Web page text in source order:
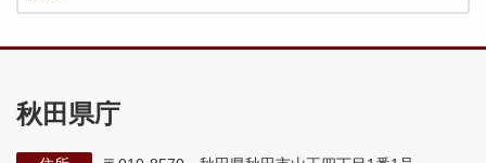
秋田県庁